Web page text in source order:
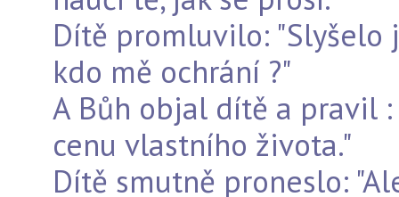
Dítě promluvilo: "Slyšelo
kdo mě ochrání ?"
A Bůh objal dítě a pravil
cenu vlastního života."
Dítě smutně proneslo: